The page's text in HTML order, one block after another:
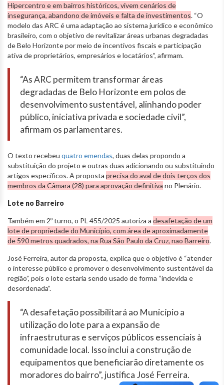
Hipercentro e em bairros históricos, vivem cenários de
insegurança, abandono de imóveis e falta de investimentos. “O
modelo das ARC é uma adaptação ao sistema jurídico e econômico
brasileiro, com o objetivo de revitalizar áreas urbanas degradadas
de Belo Horizonte por meio de incentivos fiscais e participação
ativa de proprietários, empresários e locatários”, afirmam.
“As ARC permitem transformar áreas
degradadas de Belo Horizonte em polos de
desenvolvimento sustentável, alinhando poder
público, iniciativa privada e sociedade civil”,
afirmam os parlamentares.
O texto recebeu quatro emendas, duas delas propondo a
substituição do projeto e outras duas adicionando ou substituindo
artigos específicos. A proposta precisa do aval de dois terços dos
membros da Câmara (28) para aprovação definitiva no Plenário.
Lote no Barreiro
Também em 2º turno, o PL 455/2025 autoriza a desafetação de um
lote de propriedade do Município, com área de aproximadamente
de 590 metros quadrados, na Rua São Paulo da Cruz, nao Barreiro.
José Ferreira, autor da proposta, explica que o objetivo é “atender
o interesse público e promover o desenvolvimento sustentável da
região”, pois o lote estaria sendo usado de forma “indevida e
desordenada”.
“A desafetação possibilitará ao Município a
utilização do lote para a expansão de
infraestruturas e serviços públicos essenciais à
comunidade local. Isso inclui a construção de
equipamentos que beneficiarão diretamente os
moradores do bairro”, justifica José Ferreira.